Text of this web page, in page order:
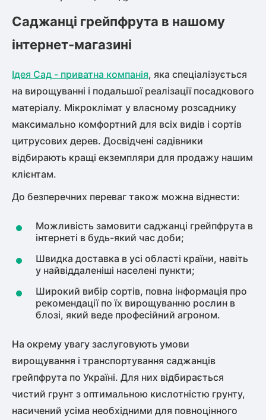
Саджанці грейпфрута в нашому
інтернет-магазині
Ідея Сад - приватна компанія, яка спеціалізується
на вирощуванні і подальшої реалізації посадкового
матеріалу. Мікроклімат у власному розсаднику
максимально комфортний для всіх видів і сортів
цитрусових дерев. Досвідчені садівники
відбирають кращі екземпляри для продажу нашим
клієнтам.
До безперечних переваг також можна віднести:
Можливість замовити саджанці грейпфрута в
інтернеті в будь-який час доби;
Швидка доставка в усі області країни, навіть
у найвіддаленіші населені пункти;
Широкий вибір сортів, повна інформація про
рекомендації по їх вирощуванню рослин в
блозі, який веде професійний агроном.
На окрему увагу заслуговують умови
вирощування і транспортування саджанців
грейпфрута по Україні. Для них відбирається
чистий грунт з оптимальною кислотністю грунту,
насичений усіма необхідними для повноцінного